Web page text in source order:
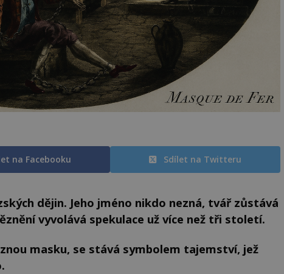
na Facebooku Sdílet na Twitteru
dějin. Jeho jméno nikdo nezná, tvář zůstává
vyvolává spekulace už více než tři století.
masku, se stává symbolem tajemství, jež